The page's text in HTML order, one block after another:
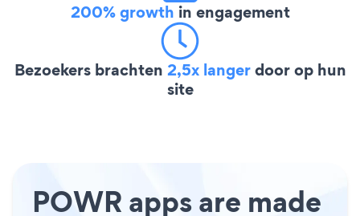
200% growth in engagement
Bezoekers brachten 2,5x langerdoor op hun
site
POWR apps are made